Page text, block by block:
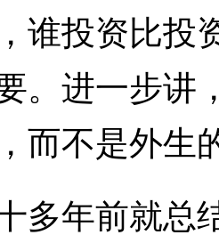
谁投资比投
。进一步讲
而不是外生
年前就总结